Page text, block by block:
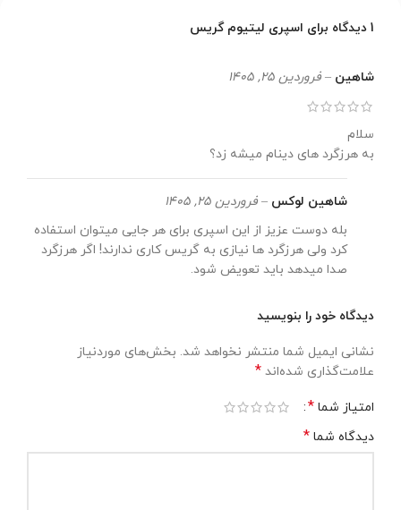
1 دیدگاه برای اسپری لیتیوم گریس
شاهین – فروردین 25, 1405
سلام
به هرزگرد های دینام میشه زد؟
شاهین لوکس – فروردین 25, 1405
بله دوست عزیز از این اسپری برای هر جایی میتوان استفاده
کرد ولی هرزگرد ها نیازی به گریس کاری ندارند! اگر هرزگرد
صدا میدهد باید تعویض شود.
دیدگاه خود را بنویسید
نشانی ایمیل شما منتشر نخواهد شد. بخش‌های موردنیاز
علامت‌گذاری شده‌اند *
امتیاز شما *
دیدگاه شما *